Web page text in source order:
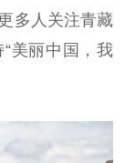
多人关注青藏
美丽中国 ，我